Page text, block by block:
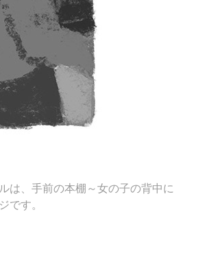
は、手前の本棚～女の子の背中に
です。